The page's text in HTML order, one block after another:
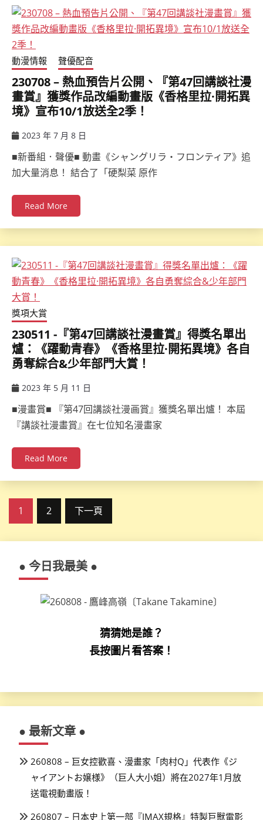
動漫情報 聲優配音
230708 – 熱血預告片公開、『第47回講談社漫
畫賞』獲獎作品改編動畫版《香格里拉·開拓異
境》宣布10/1放送全2季！
2023 年 7 月 8 日
■新番組．聲優■ 動畫《シャングリラ・フロンティア》追
加大量消息！ 結合了「硬梨菜 原作
Read More
獎項大賞
230511 -『第47回講談社漫畫賞』得獎名單出
爐：《躍動青春》《香格里拉·開拓異境》各自
勇奪綜合&少年部門大賞！
2023 年 5 月 11 日
■漫畫賞■ 『第47回講談社漫画賞』獲獎名單出爐！ 本屆
『講談社漫畫賞』在七位知名漫畫家
Read More
文
頁
1 2 下一頁
● 今日我最美 ●
猜猜她是誰？
長按圖片看答案！
● 最新文章 ●
260808 – 巨女控歡喜、漫畫家「肉村Q」代表作《ジ
ャイアントお嬢様》（巨人大小姐）將在2027年1月放
送電視動畫版！
260807 – 日本史上第一部『IMAX規格』特製巨獸電影